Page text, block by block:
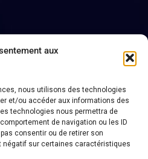
aux
nous utilisons des technologies
et/ou accéder aux informations des
technologies nous permettra de
de navigation ou les ID
consentir ou de retirer son
négatif sur certaines caractéristiques
33130